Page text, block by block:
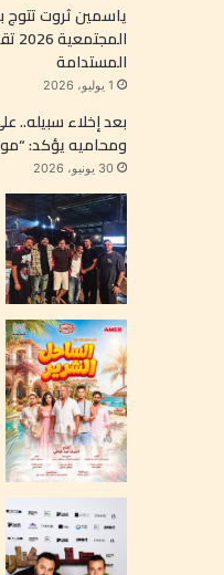
ياسمين ثروت تتوج
المستدامة
1 يوليو، 2026
بعد إخلاء سبيله..
ومحاميه يؤكد:
30 يونيو، 2026